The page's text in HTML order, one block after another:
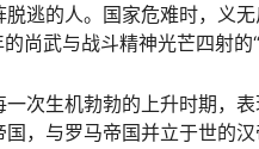
逃的人。国家危难时，义
尚武与战斗精神光芒四射的“
次生机勃勃的上升时期，
，与罗马帝国并立于世的